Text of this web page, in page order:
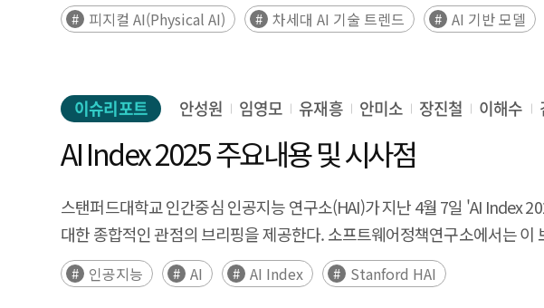
통해 인간처럼 현실 세계를 인식하고, 자율적으로 판단·행동함으로써
휴머노이드형 △ 자율주행차형 △ 드론형 △ AGV & AMR형으로 분류되어
정책을 선제적으로 마련해 경쟁력 확보에 나서고 있으며, 이에 발맞춰 우
차원에서 국가 전략을 수립해야 할 시점이다. Executive Summary This
industrial contexts. It examines the definition, characteristics,
relevant policy implications. The analysis defines Physical AI as
(cognitive control), computer vision and sensors (perception),
(mobility), enabling machines to perceive, reason, and act
forms, Physical AI can be categorized into humanoid-type,
피지컬 AI(Physical AI) 차세대 AI 기술 트렌드 AI 기반 모델
이슈리포트 안성원 임영모 유재흥 안미소 장진철 이해수
AI Index 2025 주요내용 및 시사점
스탠퍼드대학교 인간중심 인공지능 연구소(HAI)가 지난 4월 7일 'AI Index
대한 종합적인 관점의 브리핑을 제공한다. 소프트웨어정책연구소에서는
매년 더욱 치열해지고 있으며, 선두 주자인 미국과의 경쟁에서 중국의 약
등장했다. 고성능 모델들은 모델 간 성능 격차가 줄어들어 상향 평준화 되
인공지능 AI AI Index Stanford HAI